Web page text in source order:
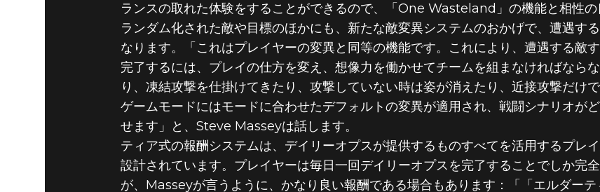
ランスの取れた体験をすることができるので、「One Wasteland」の機能と相性の
ランダム化された敵や目標のほかにも、新たな敵変異システムのおかげで、遭遇す
なります。「これはプレイヤーの変異と同等の機能です。これにより、遭遇する敵
完了するには、プレイの仕方を変え、想像力を働かせてチームを組まなければなら
り、凍結攻撃を仕掛けてきたり、攻撃していない時は姿が消えたり、近接攻撃だけ
ゲームモードにはモードに合わせたデフォルトの変異が適用され、戦闘シナリオが
せます」と、Steve Masseyは話します。
ティア式の報酬システムは、デイリーオプスが提供するものすべてを活用するプレ
設計されています。プレイヤーは毎日一回デイリーオプスを完了することでしか完
が、Masseyが言うように、かなり良い報酬である場合もあります：「「エルダーテ